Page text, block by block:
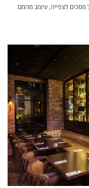
מסכים לצפייה, עיצוב מהמם